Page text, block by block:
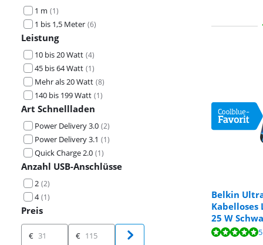
1 m (1)
1 bis 1,5 Meter (6)
Leistung
10 bis 20 Watt (4)
45 bis 64 Watt (1)
Mehr als 20 Watt (8)
140 bis 199 Watt (1)
Art Schnellladen
Power Delivery 3.0 (2)
Power Delivery 3.1 (1)
Quick Charge 2.0 (1)
Anzahl USB-Anschlüsse
2 (2)
4 (1)
Preis
Preis
€ €
Belkin
25 W
Bewertet mit
Bewertet mit
Bewertet mit